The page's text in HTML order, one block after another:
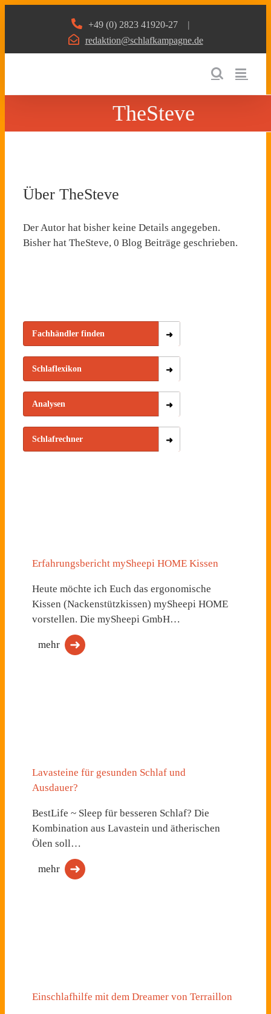
+49 (0) 2823 41920-27
|
redaktion@schlafkampagne.de
TheSteve
Über TheSteve
Der Autor hat bisher keine Details angegeben.
Bisher hat TheSteve, 0 Blog Beiträge geschrieben.
Fachhändler finden
Schlaflexikon
Analysen
Schlafrechner
Erfahrungsbericht mySheepi HOME Kissen
Heute möchte ich Euch das ergonomische
Kissen (Nackenstützkissen) mySheepi HOME
vorstellen. Die mySheepi GmbH…
mehr
Lavasteine für gesunden Schlaf und
Ausdauer?
BestLife ~ Sleep für besseren Schlaf? Die
Kombination aus Lavastein und ätherischen
Ölen soll…
mehr
Einschlafhilfe mit dem Dreamer von Terraillon